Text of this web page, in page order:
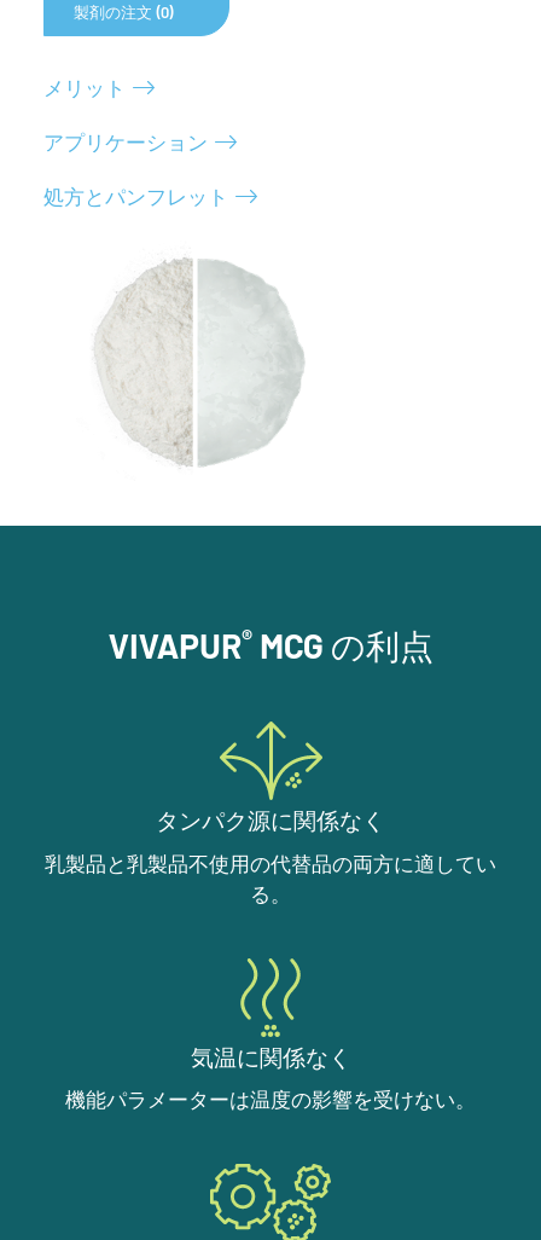
製剤の注文 (0)
メリット
アプリケーション
処方とパンフレット
VIVAPUR®MCG の利点
タンパク源に関係なく
乳製品と乳製品不使用の代替品の両方に適してい
る。
気温に関係なく
機能パラメーターは温度の影響を受けない。